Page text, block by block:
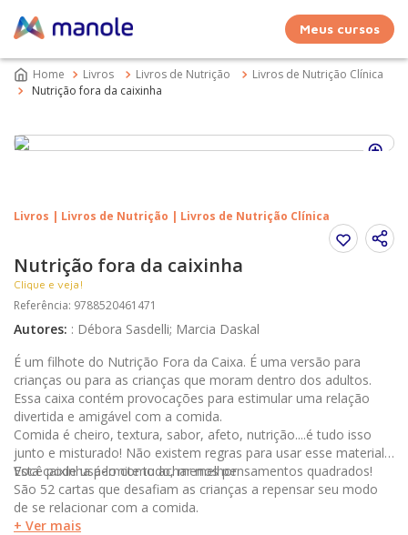
Meus cursos
Livros Livros de Nutrição
Livros de Nutrição Clínica
Nutrição fora da caixinha
Livros | Livros de Nutrição | Livros de Nutrição Clínica
Nutrição fora da caixinha
Clique e veja!
Referência: 9788520461471
Autores: : Débora Sasdelli; Marcia Daskal
É um filhote do Nutrição Fora da Caixa. É uma versão para
crianças ou para as crianças que moram dentro dos adultos.
Essa caixa contém provocações para estimular uma relação
divertida e amigável com a comida.
Comida é cheiro, textura, sabor, afeto, nutrição....é tudo isso
junto e misturado! Não existem regras para usar esse material.
Você pode usá-lo como achar melhor.
Esta caixinha permite tudo, menos pensamentos quadrados!
São 52 cartas que desafiam as crianças a repensar seu modo
de se relacionar com a comida.
+ Ver mais